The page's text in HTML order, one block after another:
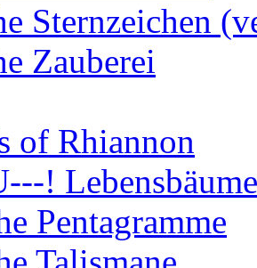
Sternzeichen
Zauberei
of Rhiannon
! Lebensbäume
Pentagramme